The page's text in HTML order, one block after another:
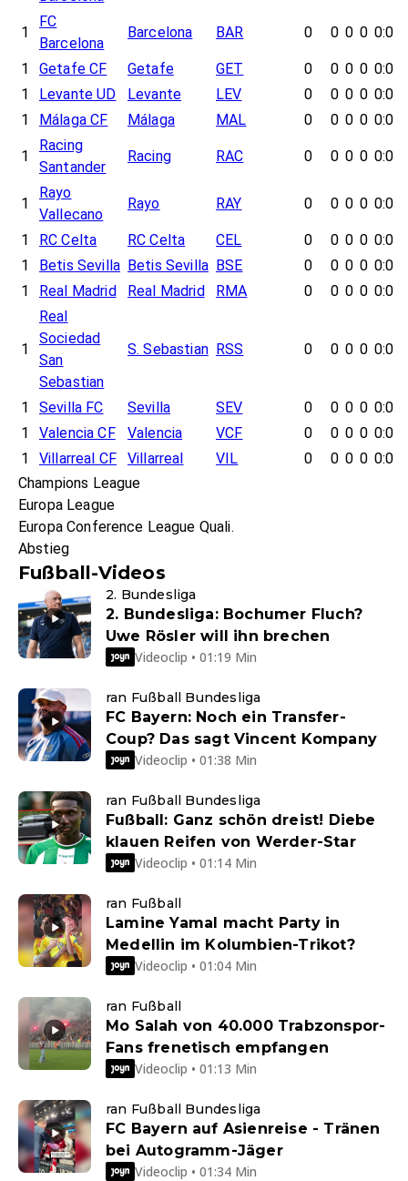
1
FC
Barcelona
Barcelona BAR 0 0 0 0 0:0
1 Getafe CF Getafe GET 0 0 0 0 0:0
1
Levante UD Levante LEV 0 0 0 0 0:0
1
Málaga CF Málaga MAL 0 0 0 0 0:0
1
Racing
Santander
Racing RAC 0 0 0 0 0:0
1
Rayo
Vallecano
Rayo RAY 0 0 0 0 0:0
1 RC Celta RC Celta CEL 0 0 0 0 0:0
1
Betis Sevilla Betis Sevilla BSE 0 0 0 0 0:0
1
Real Madrid Real Madrid RMA 0 0 0 0 0:0
1
Real
Sociedad
San
Sebastian
S. Sebastian RSS 0 0 0 0 0:0
1 Sevilla FC Sevilla SEV 0 0 0 0 0:0
1
Valencia CF Valencia VCF 0 0 0 0 0:0
1
Villarreal CF Villarreal VIL 0 0 0 0 0:0
Champions League
Europa League
Europa Conference League Quali.
Abstieg
Fußball-Videos
2. Bundesliga
2. Bundesliga: Bochumer Fluch?
Uwe Rösler will ihn brechen
Videoclip • 01:19 Min
ran Fußball Bundesliga
FC Bayern: Noch ein Transfer-
Coup? Das sagt Vincent Kompany
Videoclip • 01:38 Min
ran Fußball Bundesliga
Fußball: Ganz schön dreist! Diebe
klauen Reifen von Werder-Star
Videoclip • 01:14 Min
ran Fußball
Lamine Yamal macht Party in
Medellin im Kolumbien-Trikot?
Videoclip • 01:04 Min
ran Fußball
Mo Salah von 40.000 Trabzonspor-
Fans frenetisch empfangen
Videoclip • 01:13 Min
ran Fußball Bundesliga
FC Bayern auf Asienreise - Tränen
bei Autogramm-Jäger
Videoclip • 01:34 Min